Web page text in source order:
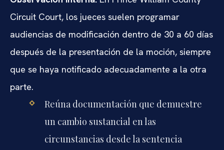
Circuit Court, los jueces suelen programar
audiencias de modificación dentro de 30 a 60 días
después de la presentación de la moción, siempre
que se haya notificado adecuadamente a la otra
parte.
Reúna documentación que demuestre
un cambio sustancial en las
circunstancias desde la sentencia